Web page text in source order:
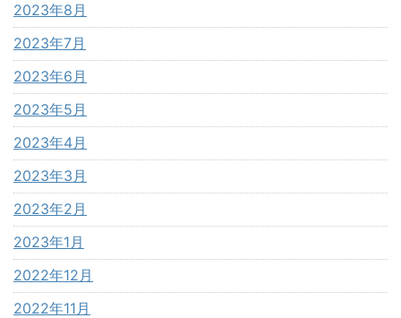
2023年8月
2023年7月
2023年6月
2023年5月
2023年4月
2023年3月
2023年2月
2023年1月
2022年12月
2022年11月